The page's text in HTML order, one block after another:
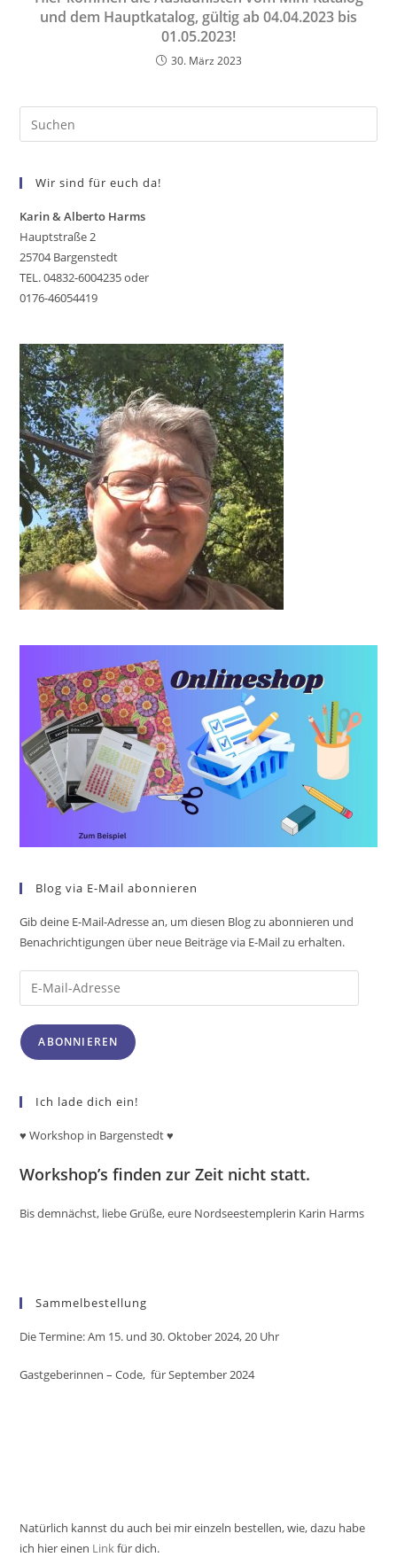
und dem Hauptkatalog, gültig ab 04.04.2023 bis
01.05.2023!
30. März 2023
Wir sind für euch da!
Karin & Alberto Harms
Hauptstraße 2
25704 Bargenstedt
TEL. 04832-6004235 oder
0176-46054419
Blog via E-Mail abonnieren
Gib deine E-Mail-Adresse an, um diesen Blog zu abonnieren und
Benachrichtigungen über neue Beiträge via E-Mail zu erhalten.
ABONNIEREN
Ich lade dich ein!
♥ Workshop in Bargenstedt♥
Workshop’s finden zur Zeit nicht statt.
Bis demnächst, liebe Grüße, eure Nordseestemplerin Karin Harms
Sammelbestellung
Die Termine: Am 15. und 30. Oktober 2024, 20 Uhr
Gastgeberinnen – Code, für September 2024
Natürlich kannst du auch bei mir einzeln bestellen, wie, dazu habe
ich hier einen Linkfür dich.